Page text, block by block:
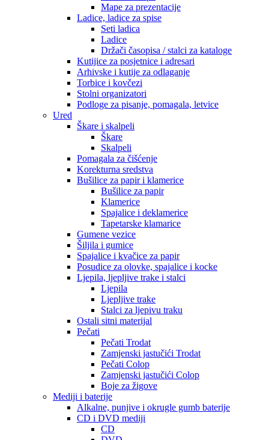
Mape za prezentacije
Ladice, ladice za spise
Seti ladica
Ladice
Držači časopisa / stalci za kataloge
Kutijice za posjetnice i adresari
Arhivske i kutije za odlaganje
Torbice i kovčezi
Stolni organizatori
Podloge za pisanje, pomagala, letvice
Ured
Škare i skalpeli
Škare
Skalpeli
Pomagala za čišćenje
Korekturna sredstva
Bušilice za papir i klamerice
Bušilice za papir
Klamerice
Spajalice i deklamerice
Tapetarske klamarice
Gumene vezice
Šiljila i gumice
Spajalice i kvačice za papir
Posudice za olovke, spajalice i kocke
Ljepila, ljepljive trake i stalci
Ljepila
Ljepljive trake
Stalci za ljepivu traku
Ostali sitni materijal
Pečati
Pečati Trodat
Zamjenski jastučići Trodat
Pečati Colop
Zamjenski jastučići Colop
Boje za žigove
Mediji i baterije
Alkalne, punjive i okrugle gumb baterije
CD i DVD mediji
CD